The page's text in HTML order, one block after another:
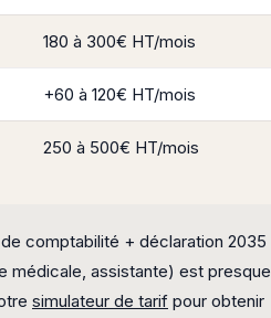
180 à 300€ HT/mois
+60 à 120€ HT/mois
250 à 500€ HT/mois
comptabilité + déclaration 2035
médicale, assistante) est presque
simulateur de tarif pour obtenir